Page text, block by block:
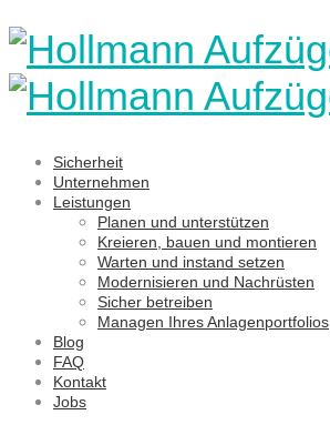
Sicherheit
Unternehmen
Leistungen
Planen und unterstützen
Kreieren, bauen und montieren
Warten und instand setzen
Modernisieren und Nachrüsten
Sicher betreiben
Managen Ihres Anlagenportfolios
Blog
FAQ
Kontakt
Jobs